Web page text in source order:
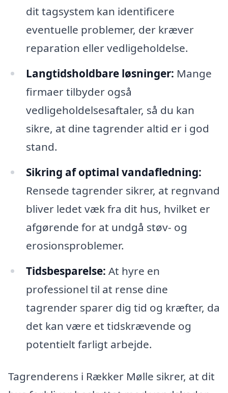
dit tagsystem kan identificere
eventuelle problemer, der kræver
reparation eller vedligeholdelse.
Langtidsholdbare løsninger: Mange
firmaer tilbyder også
vedligeholdelsesaftaler, så du kan
sikre, at dine tagrender altid er i god
stand.
Sikring af optimal vandafledning:
Rensede tagrender sikrer, at regnvand
bliver ledet væk fra dit hus, hvilket er
afgørende for at undgå støv- og
erosionsproblemer.
Tidsbesparelse: At hyre en
professionel til at rense dine
tagrender sparer dig tid og kræfter, da
det kan være et tidskrævende og
potentielt farligt arbejde.
Tagrenderens i Rækker Mølle sikrer, at dit